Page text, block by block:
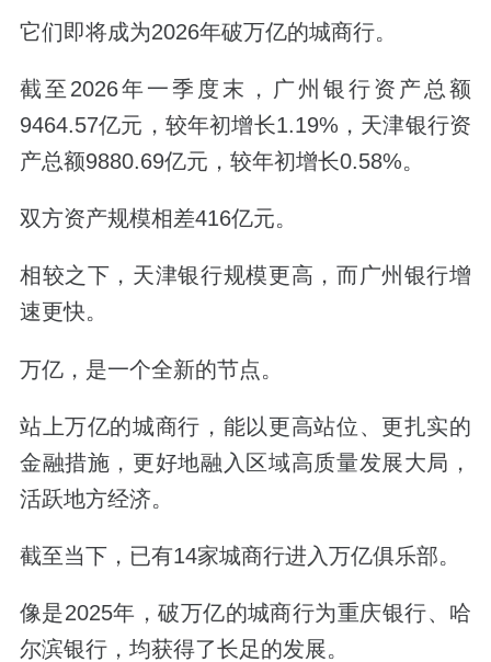
它们即将成为2026年破万亿的城商行。
截至2026年一季度末，广州银行资产总额
9464.57亿元，较年初增长1.19%，天津银行资
产总额9880.69亿元，较年初增长0.58%。
双方资产规模相差416亿元。
相较之下，天津银行规模更高，而广州银行增
速更快。
万亿，是一个全新的节点。
站上万亿的城商行，能以更高站位、更扎实的
金融措施，更好地融入区域高质量发展大局，
活跃地方经济。
截至当下，已有14家城商行进入万亿俱乐部。
像是2025年，破万亿的城商行为重庆银行、哈
尔滨银行，均获得了长足的发展。